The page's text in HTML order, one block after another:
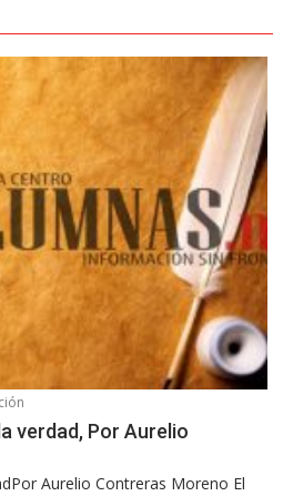
verdad, Por Aurelio
Aurelio Contreras Moreno El